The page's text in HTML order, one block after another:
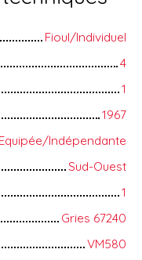
Fioul/Individuel
4
1
1967
Equipée/Indépendante
Sud-Ouest
1
Gries 67240
VM580